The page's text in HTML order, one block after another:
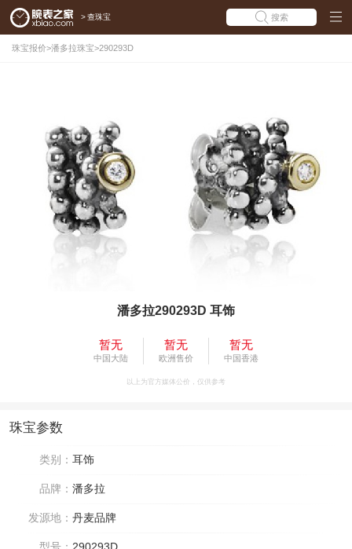
> 查珠宝 搜索
珠宝报价>潘多拉珠宝>290293D
潘多拉290293D 耳饰
暂无
中国大陆
暂无
欧洲售价
暂无
中国香港
以上为官方媒体公价，仅供参考
珠宝参数
类别： 耳饰
品牌： 潘多拉
发源地： 丹麦品牌
型号： 290293D